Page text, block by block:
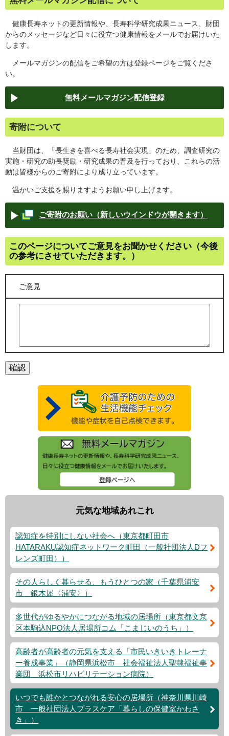
健康長寿ネットの更新情報や、長寿科学研究成果ニュース、財団
からのメッセージなど日々に役立つ健康情報をメールでお届けいた
します。
メールマガジンの配信をご希望の方は登録ページをご覧くださ
い。
無料メールマガジン配信登録
寄附について
当財団は、「長生きを喜べる長寿社会実現」のため、調査研究の
実施・研究の助長奨励・研究成果の普及を行っており、これらの活
動は皆様からのご寄附により成り立っています。
温かいご支援を賜りますようお願い申し上げます。
ご寄附のお願い（新しいウインドウが開きます）
このページについてご意見をお聞かせください（今後
の参考にさせていただきます。）
ご意見
元気な地域あれこれ
認知症を特別にしない社会へ（東京都町田市
HATARAKU認知症ネットワーク町田（一般社団法人Dフ
レンズ町田））
その人らしく暮らせる、もうひとつの家（千葉県浦安
市 銀木犀〈浦安〉）
多世代がゆるやかにつながる地域の居場所（東京都文京
区本駒込NPO法人居場所コム「こまじいのうち」）
高齢者が高齢者の元気を支える「市民いきいきトレーナ
ー養成事業」（静岡県浜松市 社会福祉法人聖隷福祉事
業団 浜松市リハビリテーション病院）
いつでも誰かとつながれる安心の居場所（神奈川県川崎
市 一般社団法人プラスケア「暮らしの保健室かわさ
き」）